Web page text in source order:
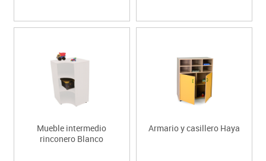
Mueble intermedio
rinconero Blanco
Armario y casillero Haya